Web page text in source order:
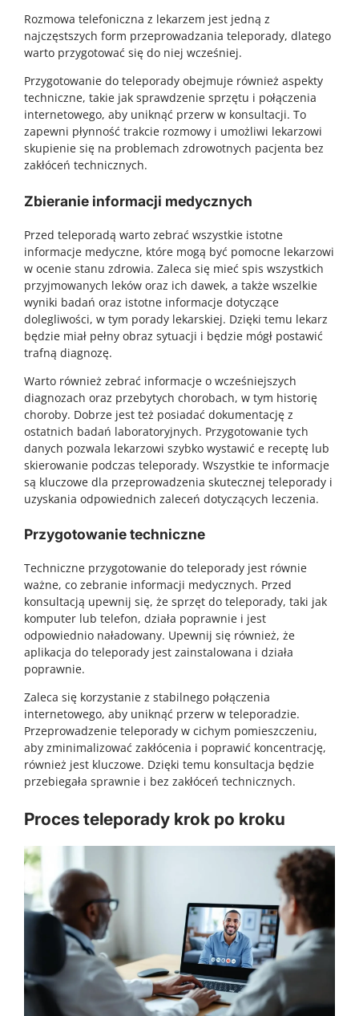
Rozmowa telefoniczna z lekarzem jest jedną z
najczęstszych form przeprowadzania teleporady, dlatego
warto przygotować się do niej wcześniej.
Przygotowanie do teleporady obejmuje również aspekty
techniczne, takie jak sprawdzenie sprzętu i połączenia
internetowego, aby uniknąć przerw w konsultacji. To
zapewni płynność trakcie rozmowy i umożliwi lekarzowi
skupienie się na problemach zdrowotnych pacjenta bez
zakłóceń technicznych.
Zbieranie informacji medycznych
Przed teleporadą warto zebrać wszystkie istotne
informacje medyczne, które mogą być pomocne lekarzowi
w ocenie stanu zdrowia. Zaleca się mieć spis wszystkich
przyjmowanych leków oraz ich dawek, a także wszelkie
wyniki badań oraz istotne informacje dotyczące
dolegliwości, w tym porady lekarskiej. Dzięki temu lekarz
będzie miał pełny obraz sytuacji i będzie mógł postawić
trafną diagnozę.
Warto również zebrać informacje o wcześniejszych
diagnozach oraz przebytych chorobach, w tym historię
choroby. Dobrze jest też posiadać dokumentację z
ostatnich badań laboratoryjnych. Przygotowanie tych
danych pozwala lekarzowi szybko wystawić e receptę lub
skierowanie podczas teleporady. Wszystkie te informacje
są kluczowe dla przeprowadzenia skutecznej teleporady i
uzyskania odpowiednich zaleceń dotyczących leczenia.
Przygotowanie techniczne
Techniczne przygotowanie do teleporady jest równie
ważne, co zebranie informacji medycznych. Przed
konsultacją upewnij się, że sprzęt do teleporady, taki jak
komputer lub telefon, działa poprawnie i jest
odpowiednio naładowany. Upewnij się również, że
aplikacja do teleporady jest zainstalowana i działa
poprawnie.
Zaleca się korzystanie z stabilnego połączenia
internetowego, aby uniknąć przerw w teleporadzie.
Przeprowadzenie teleporady w cichym pomieszczeniu,
aby zminimalizować zakłócenia i poprawić koncentrację,
również jest kluczowe. Dzięki temu konsultacja będzie
przebiegała sprawnie i bez zakłóceń technicznych.
Proces teleporady krok po kroku